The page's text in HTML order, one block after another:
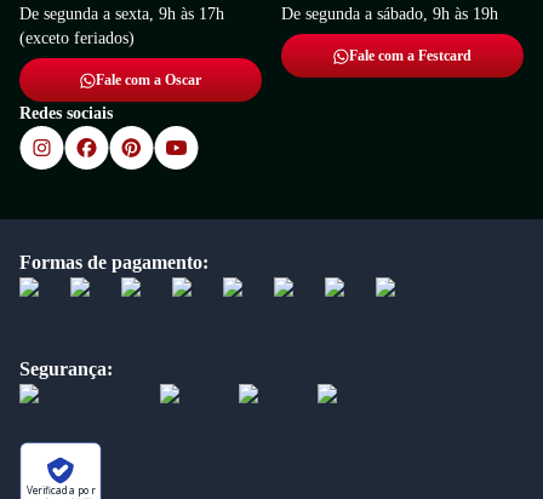
De segunda a sexta, 9h às 17h
(exceto feriados)
Fale com a Oscar
De segunda a sábado, 9h às 19h
Fale com a Festcard
Redes sociais
Formas de pagamento:
Segurança:
Verificada por